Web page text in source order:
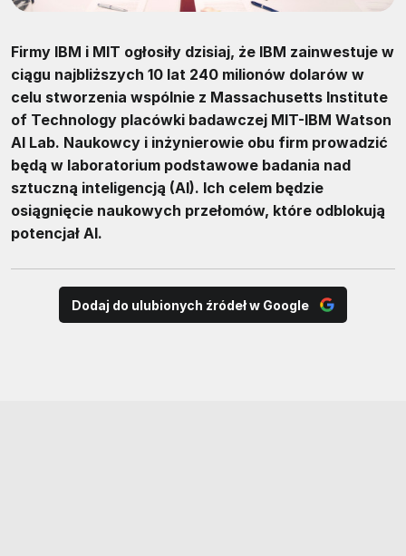
Firmy IBM i MIT ogłosiły dzisiaj, że IBM zainwestuje w
ciągu najbliższych 10 lat 240 milionów dolarów w
celu stworzenia wspólnie z Massachusetts Institute
of Technology placówki badawczej MIT-IBM Watson
AI Lab. Naukowcy i inżynierowie obu firm prowadzić
będą w laboratorium podstawowe badania nad
sztuczną inteligencją (AI). Ich celem będzie
osiągnięcie naukowych przełomów, które odblokują
potencjał AI.
Dodaj do ulubionych źródeł w Google